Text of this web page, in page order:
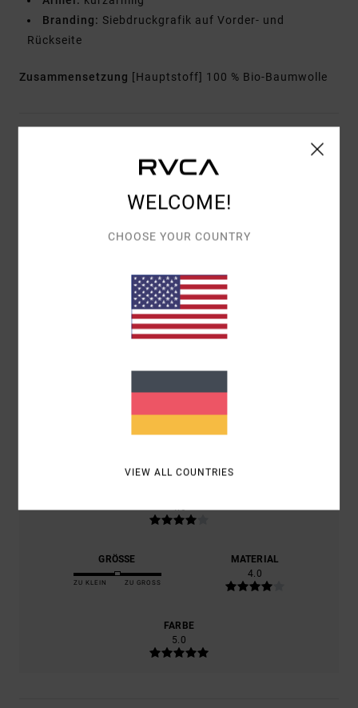
Branding: Siebdruckgrafik auf Vorder- und
Rückseite
Zusammensetzung [Hauptstoff] 100 % Bio-Baumwolle
Kundenbewertungen
5.0/5
MÄRZ 2026
4.0
GRÖSSE
ZU KLEIN ZU GROSS
MATERIAL
4.0
FARBE
5.0
WELCOME!
CHOOSE YOUR COUNTRY
VIEW ALL COUNTRIES